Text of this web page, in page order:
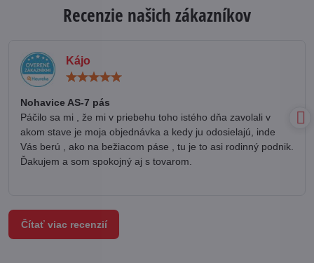
Recenzie našich zákazníkov
Kájo
Nohavice AS-7 pás
Páčilo sa mi , že mi v priebehu toho istého dňa zavolali v
akom stave je moja objednávka a kedy ju odosielajú, inde
Vás berú , ako na bežiacom páse , tu je to asi rodinný podnik.
Ďakujem a som spokojný aj s tovarom.
Čítať viac recenzií